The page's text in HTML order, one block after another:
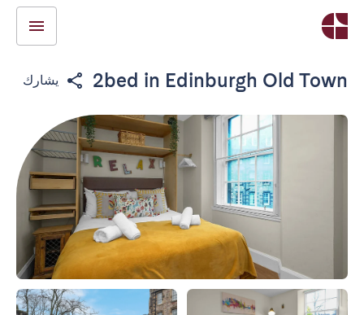
2bed in Edinburgh Old Town يشارك